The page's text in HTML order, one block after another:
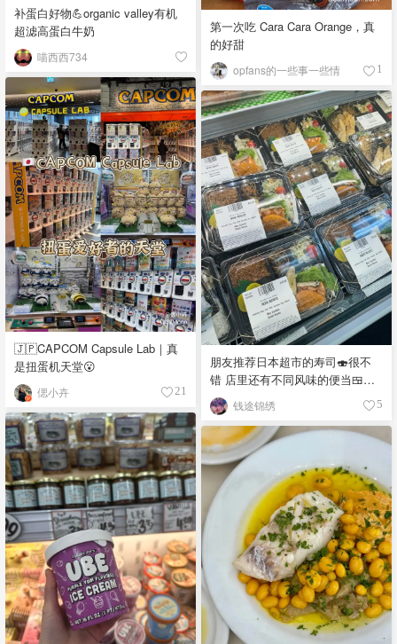
补蛋白好物💪organic valley有机
超滤高蛋白牛奶
喵西西734
第一次吃 Cara Cara Orange，真
的好甜
opfans的一些事一些情 1
🇯🇵CAPCOM Capsule Lab｜真
是扭蛋机天堂😮
偲小卉 21
朋友推荐日本超市的寿司🍣很不
错 店里还有不同风味的便当🍱，
饭团🍙 品种真多，价格又实惠，
都看馋了
钱途锦绣 5